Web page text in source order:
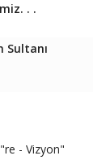
. .
Sultanı